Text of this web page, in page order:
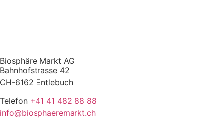
Biosphäre Markt AG
Bahnhofstrasse 42
CH-6162 Entlebuch
Telefon +41 41 482 88 88
info@biosphaeremarkt.ch